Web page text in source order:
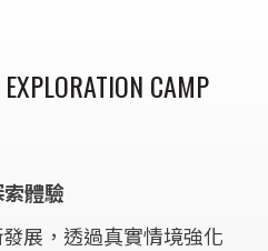
EXPLORATION CAMP
體驗
展，透過真實情境強化